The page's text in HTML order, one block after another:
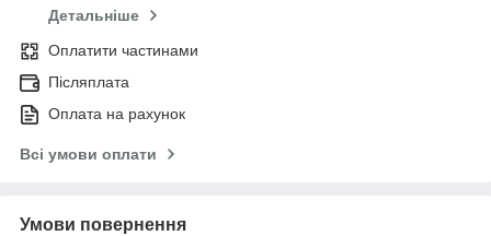
Детальніше
Оплатити частинами
Післяплата
Оплата на рахунок
Всі умови оплати
Умови повернення